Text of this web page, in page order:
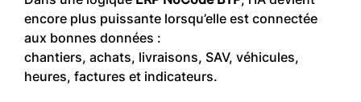
encore plus puissante lorsqu’elle est connectée
aux bonnes données :
chantiers, achats, livraisons, SAV, véhicules,
heures, factures et indicateurs.